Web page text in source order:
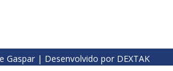
Gaspar| Desenvolvido por DEXTAK